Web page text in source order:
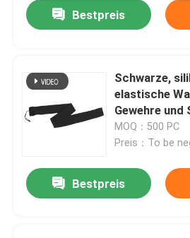
Bestpreis
Schwarze,
elastische
Gewehre
x 10 cm
MOQ：500 PC
Preis：To be
Bestpreis